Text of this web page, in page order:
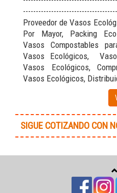
Proveedor de Vasos
Por Mayor, Packing
Vasos Compostables
Vasos Ecológicos,
Vasos Ecológicos,
Vasos Ecológicos,
SIGUE COTIZANDO CON